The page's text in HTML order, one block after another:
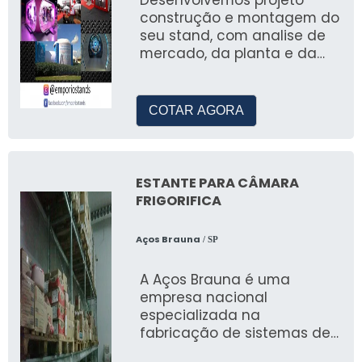
Empresa?
Nossas soluções são ideais para empresas
que buscam inovação, personalização e
resultados efetivos em seus eventos.
Ofereça Espaços Adaptáveis
oferecer espaços adaptáveis e versáteis, que
se ajustam a diferentes tipos de eventos e
públicos.
PERGUNTAS FREQUENTES
SOBRE CONSTRUÇÃO DE
STANDS
Quanto Custa Fazer um Stand?
construção e montagem do
seu stand, com analise de
mercado, da planta e da
assertividade na
participação nos principais
COTAR AGORA
ESTANTE PARA CÂMARA
FRIGORIFICA
Aços Brauna / SP
A Aços Brauna é uma
empresa nacional
especializada na
fabricação de sistemas de